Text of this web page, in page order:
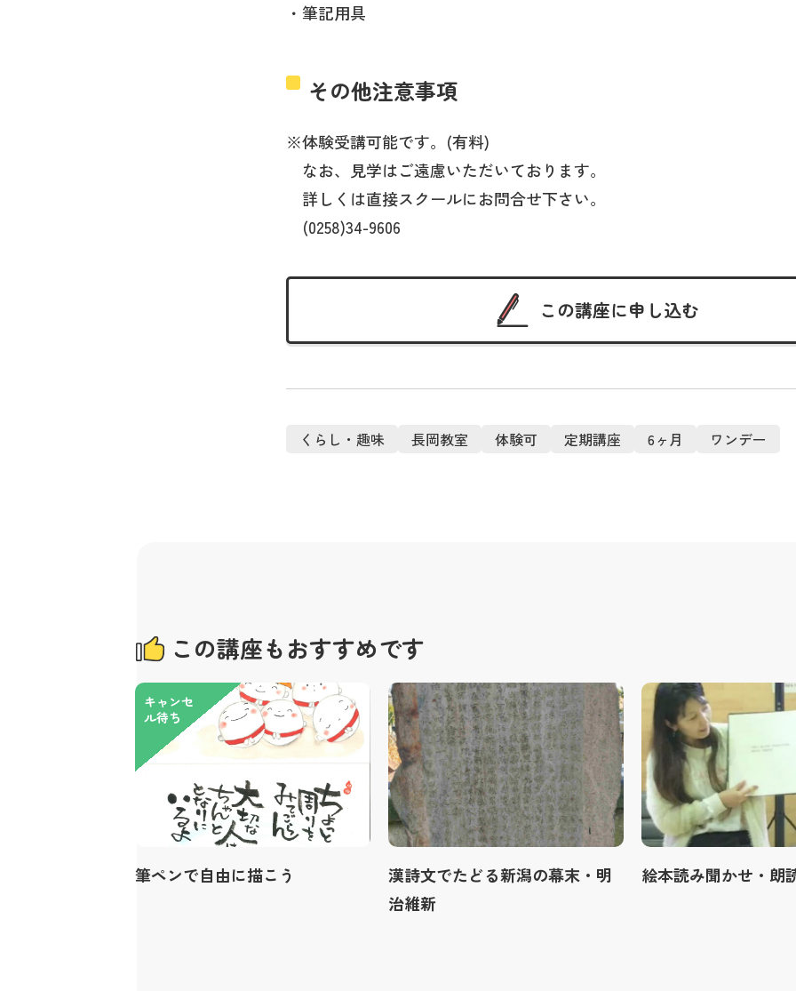
・筆記用具
その他注意事項
※体験受講可能です。(有料)
なお、見学はご遠慮いただいております。
詳しくは直接スクールにお問合せ下さい。
(0258)34-9606
この講座に申し込む
くらし・趣味 長岡教室 体験可 定期講座 6ヶ月 ワンデー
この講座もおすすめです
キャンセ
ル待ち
筆ペンで自由に描こう
漢詩文でたどる新潟の幕末・明
治維新
絵本読み聞かせ・朗